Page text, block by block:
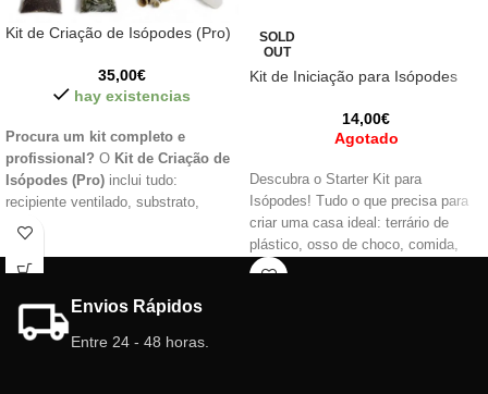
Kit de Criação de Isópodes (Pro)
35,00€
hay existencias
Procura um kit completo e
profissional? O Kit de Criação de
Isópodes (Pro) inclui tudo:
recipiente ventilado, substrato,
folhagem, cortiça, ramos com
magnólia, tampas de bolota e
com isópodes/bichos-bola! 🌿
SOLD
OUT
Kit de Iniciação para Isópodes
14,00€
Agotado
Descubra o Starter Kit para
Isópodes! Tudo o que precisa para
criar uma casa ideal: terrário de
plástico, osso de choco, comida,
substratos naturais e muito mais.
Envios Rápidos
Entre 24 - 48 horas.